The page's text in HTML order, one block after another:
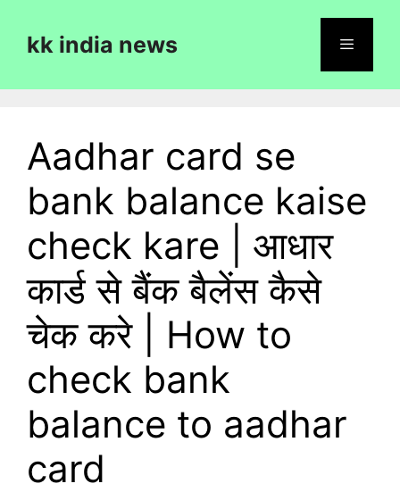
contentkk india news
Aadhar card se
bank balance kaise
check kare | आधार
कार्ड से बैंक बैलेंस कैसे
चेक करे | How to
check bank
balance to aadhar
card